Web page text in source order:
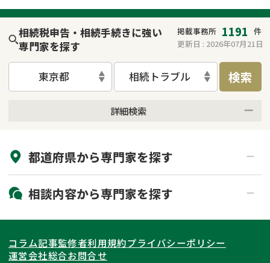
相続税申告・相続手続きに強い
専門家を探す
掲載事務所 1191 件
更新日 : 2026年07月21日
東京都 相続トラブル 検索
詳細検索
初回相談無料
土日祝の相談可能
都道府県から専門家を探す
北海道・東北
北海道 青森県
岩手県 宮城県
関東
東京都 神奈川県
東海
相談内容から専門家を探す
相続登記
遺産分割
コラム記事監修者利用規約プライバシーポリシー
運営会社総合お問合せ